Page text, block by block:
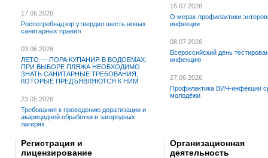
17.06.2026
Роспотребнадзор утвердил шесть новых
санитарных правил
03.06.2026
ЛЕТО — ПОРА КУПАНИЯ В ВОДОЕМАХ.
ПРИ ВЫБОРЕ ПЛЯЖА НЕОБХОДИМО
ЗНАТЬ САНИТАРНЫЕ ТРЕБОВАНИЯ,
КОТОРЫЕ ПРЕДЪЯВЛЯЮТСЯ К НИМ
23.05.2026
Требования к проведению дератизации и
акарицидной обработки в загородных
лагерях.
15.07.2026
О мерах профилактики
инфекции
08.07.2026
Всероссийский день
инфекцию
27.06.2026
Профилактика ВИЧ-инфекции
молодёжи
Регистрация и
лицензирование
Организационная
деятельность